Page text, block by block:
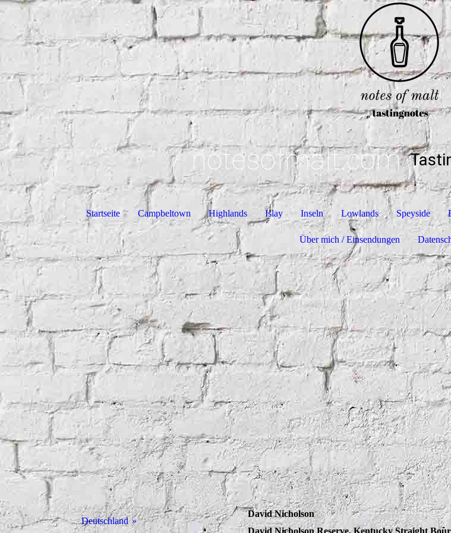
notesofmalt.com
Startseite Campbeltown Highlands Islay Inseln Lowlands Speyside
Über mich / Einsendungen
Deutschland
David Nicholson